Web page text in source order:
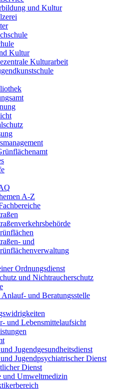
und Kultur
Kultur
Kulturarbeit
A-Z
und
Ordnungsdienst
und Nicht­raucher­schutz
Anlauf- und Beratungsstelle
und Lebens­mittel­aufsicht
Jugend­gesundheits­dienst
Jugend­psychiatrischer Dienst
Dienst
und Umwelt­medizin